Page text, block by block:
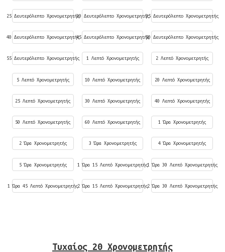
25 Δευτερόλεπτο Χρονομετρητής30 Δευτερόλεπτο Χρονομετρητής35 Δευτερόλεπτο Χρονομετρητής
40 Δευτερόλεπτο Χρονομετρητής45 Δευτερόλεπτο Χρονομετρητής50 Δευτερόλεπτο Χρονομετρητής
55 Δευτερόλεπτο Χρονομετρητής 1 Λεπτό Χρονομετρητής 2 Λεπτό Χρονομετρητής
5 Λεπτό Χρονομετρητής 10 Λεπτό Χρονομετρητής 20 Λεπτό Χρονομετρητής
25 Λεπτό Χρονομετρητής 30 Λεπτό Χρονομετρητής 40 Λεπτό Χρονομετρητής
50 Λεπτό Χρονομετρητής 60 Λεπτό Χρονομετρητής 1 Ώρα Χρονομετρητής
2 Ώρα Χρονομετρητής 3 Ώρα Χρονομετρητής 4 Ώρα Χρονομετρητής
5 Ώρα Χρονομετρητής 1 Ώρα 15 Λεπτό Χρονομετρητής1 Ώρα 30 Λεπτό Χρονομετρητής
1 Ώρα 45 Λεπτό Χρονομετρητής2 Ώρα 15 Λεπτό Χρονομετρητής2 Ώρα 30 Λεπτό Χρονομετρητής
Τυχαίος 20 Χρονομετρητής